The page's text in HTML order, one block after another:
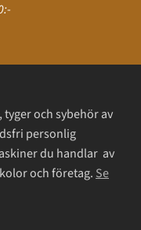
och sybehör av
personlig
du handlar av
och företag. Se